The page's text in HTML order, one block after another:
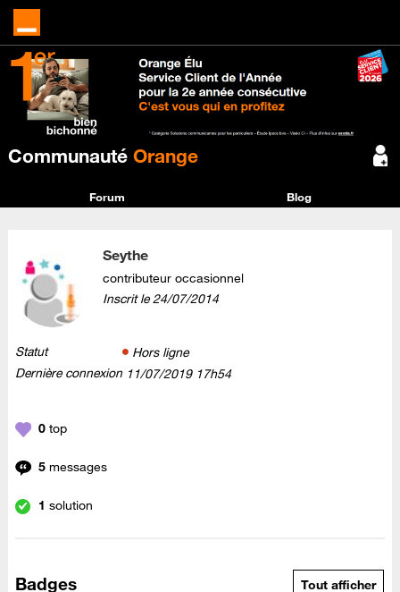
Communauté Orange
Forum Blog
Seythe
contributeur occasionnel
Inscrit le‎24/07/2014
Statut
Hors ligne
Dernière connexion ‎11/07/2019 17h54
0 top
5 messages
1 solution
Badges Tout afficher